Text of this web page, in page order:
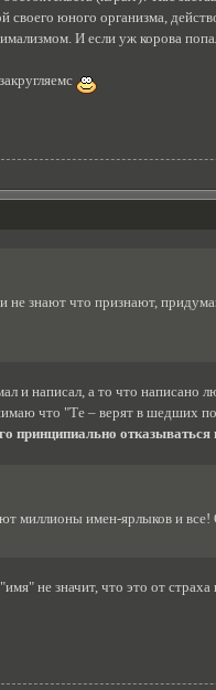
юного организма,
И если уж корова
знают что признают,
и написал, а то что
что "Те – верят в шедших
принципиально
миллионы имен-ярлыков и все!
не значит, что это от